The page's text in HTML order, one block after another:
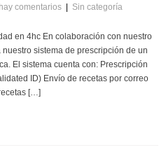
comentarios Sin categoría
en 4hc En colaboración con nuestro
sistema de prescripción de un
El sistema cuenta con: Prescripción
ID) Envío de recetas por correo
[…]